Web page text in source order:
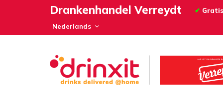
Drankenhandel Verreydt ✔